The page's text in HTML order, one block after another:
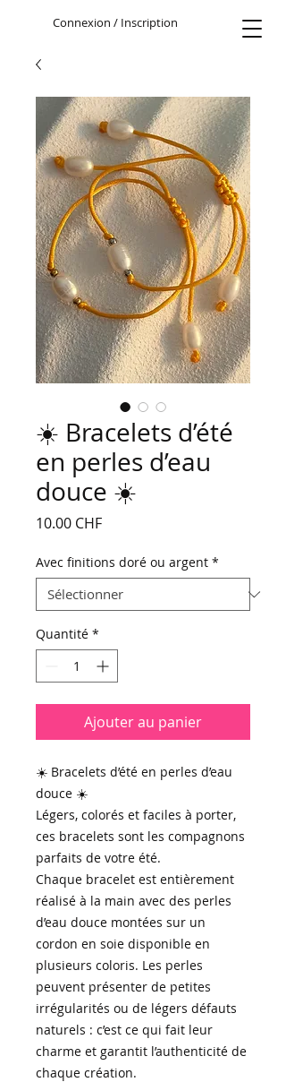
Connexion / Inscription
☀️ Bracelets d’été
en perles d’eau
douce ☀️
10.00 CHFPrix
Avec finitions doré ou argent *
Quantité *
Ajouter au panier
☀️ Bracelets d’été en perles d’eau
douce ☀️
Légers, colorés et faciles à porter,
ces bracelets sont les compagnons
parfaits de votre été.
Chaque bracelet est entièrement
réalisé à la main avec des perles
d’eau douce montées sur un
cordon en soie disponible en
plusieurs coloris. Les perles
peuvent présenter de petites
irrégularités ou de légers défauts
naturels : c’est ce qui fait leur
charme et garantit l’authenticité de
chaque création.